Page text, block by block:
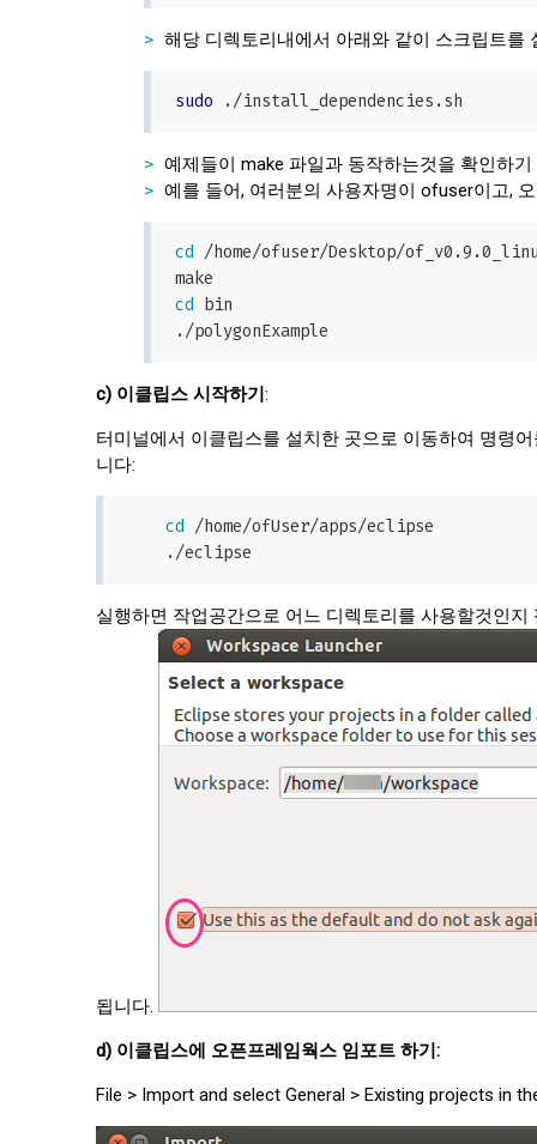
해당 디렉토리내에서 아래와 같이 스크립트를
sudo
예제들이 make 파일과 동작하는것을 확인하
예를 들어, 여러분의 사용자명이 ofuser이고,
cd /home/ofuser/Desktop/
cd bin
c) 이클립스 시작하기:
터미널에서 이클립스를 설치한 곳으로 이동하여 명령
니다:
cd /home/ofUser/apps/eclipse
실행하면 작업공간으로 어느 디렉토리를 사용할것인
됩니다.
d) 이클립스에 오픈프레임웍스 임포트 하기:
File > Import and select General > Existing projects in